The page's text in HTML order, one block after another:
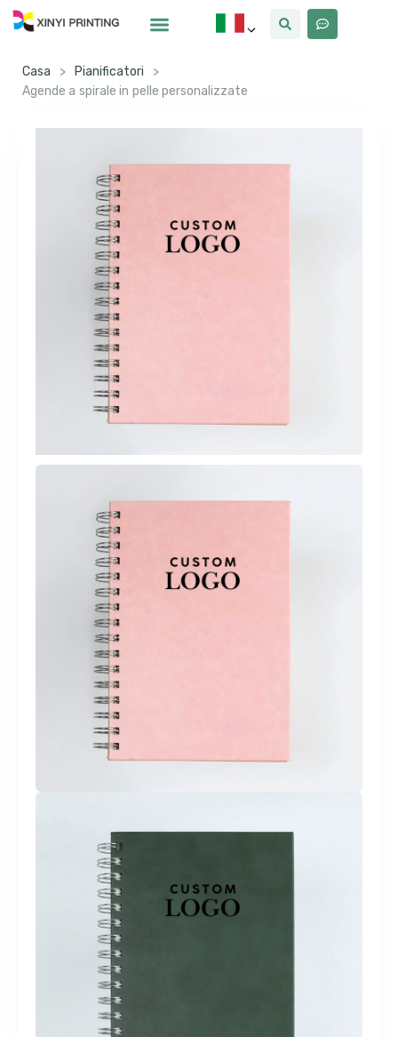
Casa > Pianificatori
>
Agende a spirale in pelle personalizzate